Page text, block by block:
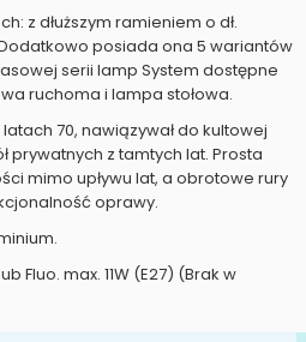
z dłuższym ramieniem o dł.
posiada ona 5 wariantów
serii lamp System dostępne
ruchoma i lampa stołowa.
70, nawiązywał do kultowej
prywatnych z tamtych lat. Prosta
mimo upływu lat, a obrotowe rury
oprawy.
Fluo. max. 11W (E27) (Brak w